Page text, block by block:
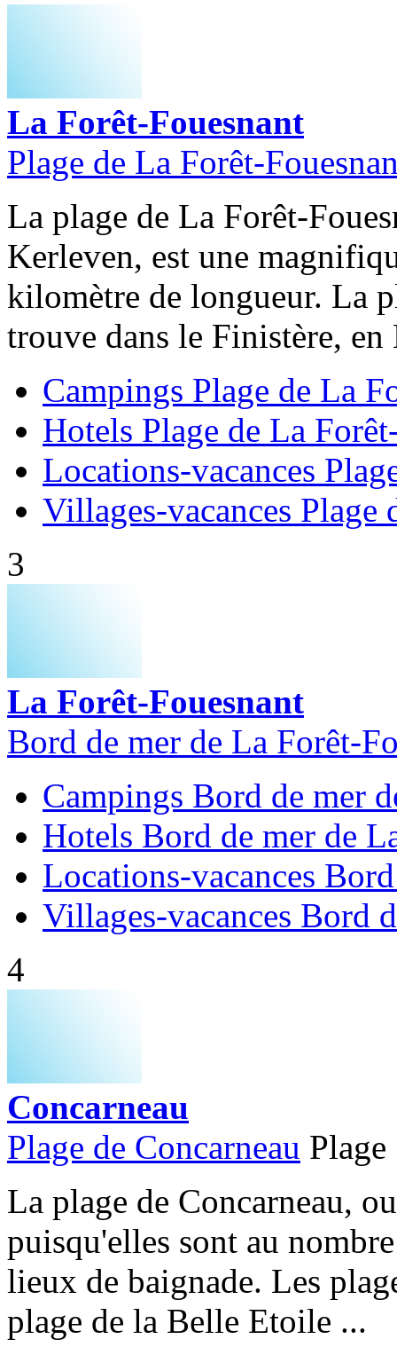
La Forêt-Fouesnant
Plage de La Forêt-
La plage de La Forêt-
Kerleven, est une
kilomètre de longueur. La
trouve dans le Finistère, en
Campings Plage de La
Hotels Plage de La
Locations-vacances
Villages-vacances Plage
3
La Forêt-Fouesnant
Bord de mer de La Forêt-
Campings Bord de mer
Hotels Bord de mer de
Locations-vacances
Villages-vacances Bord
4
Concarneau
Plage de Concarneau Plage
La plage de Concarneau,
puisqu'elles sont au
lieux de baignade. Les
plage de la Belle Etoile ...